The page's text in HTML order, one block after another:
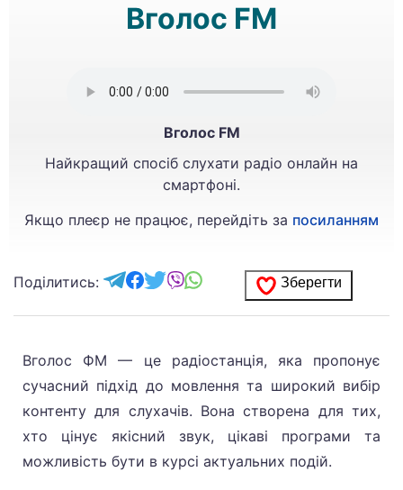
Вголос FM
Вголос FM
Найкращий спосіб слухати радіо онлайн на
смартфоні.
Якщо плеєр не працює, перейдіть за посиланням
Поділитись: Зберегти
Вголос ФМ — це радіостанція, яка пропонує
сучасний підхід до мовлення та широкий вибір
контенту для слухачів. Вона створена для тих,
хто цінує якісний звук, цікаві програми та
можливість бути в курсі актуальних подій.